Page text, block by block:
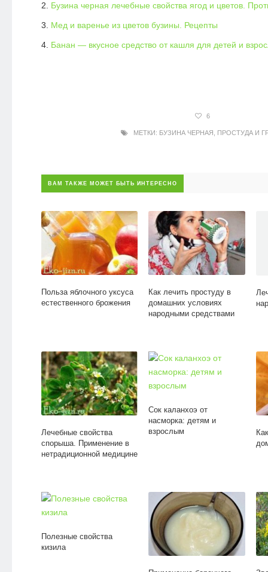
Бузина черная лечебные свойства ягод и цветов.
Мед и варенье из цветов бузины. Рецепты
Банан — вкусное средство от кашля для детей и
6
МЕТКИ: БУЗИНА ЧЕРНАЯ ПРОСТУДА И
ВАМ ТАКЖЕ МОЖЕТ БЫТЬ ИНТЕРЕСНО
Польза яблочного уксуса
естественного брожения
Как лечить простуду в
домашних условиях
народными средствами
Лечебные свойства
спорыша. Применение в
нетрадиционной медицине
Сок каланхоэ от
насморка: детям и
взрослым
Полезные свойства
кизила